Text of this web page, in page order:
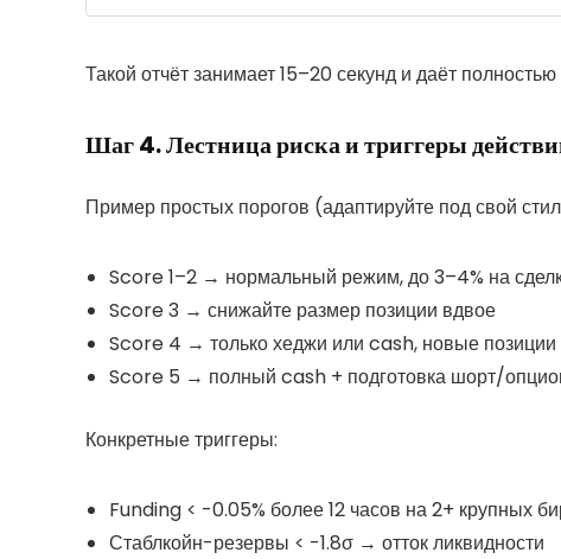
Такой отчёт занимает 15–20 секунд и даёт
Шаг 4. Лестница риска и триггеры
Пример простых порогов (адаптируйте под свой
Score 1–2 → нормальный режим, до 3–4% на
Score 3 → снижайте размер позиции вдвое
Score 4 → только хеджи или cash, новые
Score 5 → полный cash + подготовка шорт/
Конкретные триггеры:
Funding < -0.05% более 12 часов на 2+ крупных
Стаблкойн-резервы < -1.8σ → отток ликвидности